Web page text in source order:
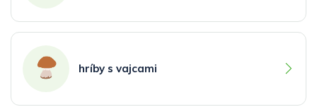
hríby s vajcami